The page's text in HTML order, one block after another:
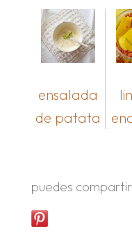
ensalada
de patata
puedes